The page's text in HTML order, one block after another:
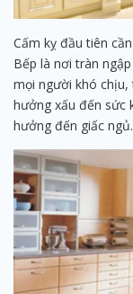
Cấm kỵ đầu tiên
Bếp là nơi tràn
mọi người khó chịu,
hưởng xấu đến sức
hưởng đến giấc ngủ.